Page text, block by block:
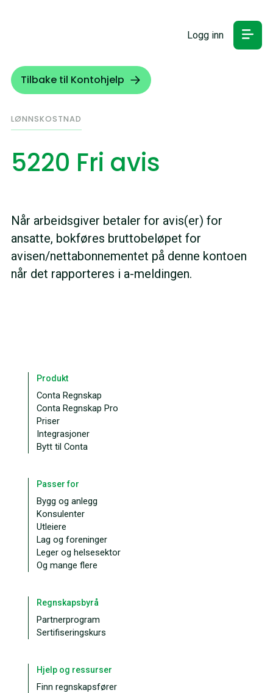
Logg inn
Tilbake til Kontohjelp
LØNNSKOSTNAD
5220 Fri avis
Når arbeidsgiver betaler for avis(er) for
ansatte, bokføres bruttobeløpet for
avisen/nettabonnementet på denne kontoen
når det rapporteres i a-meldingen.
Produkt
Conta Regnskap
Conta Regnskap Pro
Priser
Integrasjoner
Bytt til Conta
Passer for
Bygg og anlegg
Konsulenter
Utleiere
Lag og foreninger
Leger og helsesektor
Og mange flere
Regnskapsbyrå
Partnerprogram
Sertifiseringskurs
Hjelp og ressurser
Finn regnskapsfører